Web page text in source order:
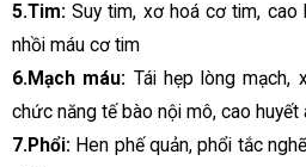
5.Tim: Suy tim, xơ hoá cơ tim, cao
nhồi máu cơ tim
6.Mạch máu: Tái hẹp lòng mạch,
chức năng tế bào nội mô, cao huyết
7.Phổi: Hen phế quản, phổi tắc